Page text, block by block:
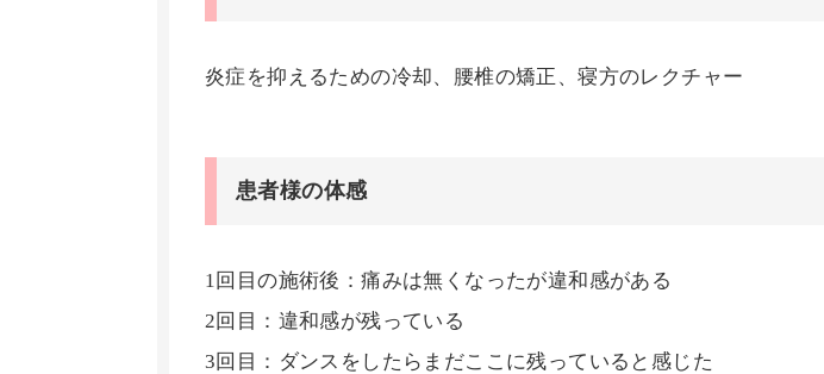
炎症を抑えるための冷却、腰椎の矯正、寝方のレクチャー
患者様の体感
1回目の施術後：痛みは無くなったが違和感がある
2回目：違和感が残っている
3回目：ダンスをしたらまだここに残っていると感じた